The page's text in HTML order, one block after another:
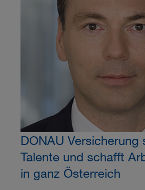
DONAU Versicherung
Talente und schafft
in ganz Österreich